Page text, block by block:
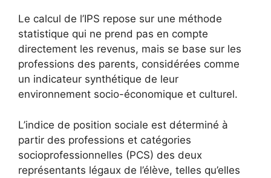
Le calcul de l’IPS repose sur une méthode
statistique qui ne prend pas en compte
directement les revenus, mais se base sur les
professions des parents, considérées comme
un indicateur synthétique de leur
environnement socio-économique et culturel.
L’indice de position sociale est déterminé à
partir des professions et catégories
socioprofessionnelles (PCS) des deux
représentants légaux de l’élève, telles qu’elles